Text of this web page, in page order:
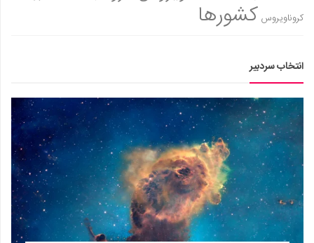
کروناویروس کشورها
انتخاب سردبیر